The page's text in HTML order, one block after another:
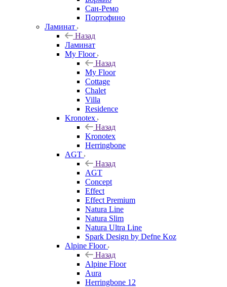
Сан-Ремо
Портофино
Ламинат
Назад
Ламинат
My Floor
Назад
My Floor
Cottage
Chalet
Villa
Residence
Kronotex
Назад
Kronotex
Herringbone
AGT
Назад
AGT
Concept
Effect
Effect Premium
Natura Line
Natura Slim
Natura Ultra Line
Spark Design by Defne Koz
Alpine Floor
Назад
Alpine Floor
Aura
Herringbone 12